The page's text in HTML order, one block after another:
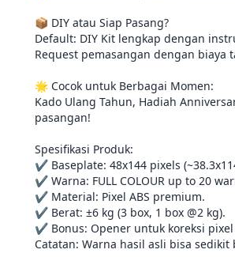
📦 DIY atau Siap Pasang?
Default: DIY Kit lengkap dengan
Request pemasangan dengan biaya
🌟 Cocok untuk Berbagai Momen:
Kado Ulang Tahun, Hadiah
pasangan!
Spesifikasi Produk:
✔️ Baseplate: 48x144 pixels
✔️ Warna: FULL COLOUR up to 20
✔️ Material: Pixel ABS premium.
✔️ Berat: ±6 kg (3 box, 1 box @2 kg).
✔️ Bonus: Opener untuk koreksi
Catatan: Warna hasil asli bisa